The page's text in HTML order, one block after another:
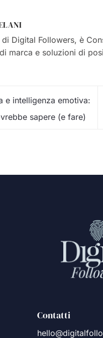
Digital Followers, è
marca e soluzioni di
e intelligenza emotiva:
sapere (e fare)
Contatti